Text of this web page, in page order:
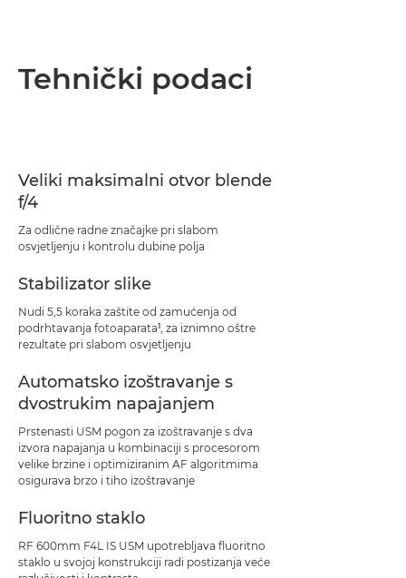
Tehnički podaci
Veliki maksimalni otvor blende
f/4
Za odlične radne značajke pri slabom
osvjetljenju i kontrolu dubine polja
Stabilizator slike
Nudi 5,5 koraka zaštite od zamućenja od
podrhtavanja fotoaparata1, za iznimno oštre
rezultate pri slabom osvjetljenju
Automatsko izoštravanje s
dvostrukim napajanjem
Prstenasti USM pogon za izoštravanje s dva
izvora napajanja u kombinaciji s procesorom
velike brzine i optimiziranim AF algoritmima
osigurava brzo i tiho izoštravanje
Fluoritno staklo
RF 600mm F4L IS USM upotrebljava fluoritno
staklo u svojoj konstrukciji radi postizanja veće